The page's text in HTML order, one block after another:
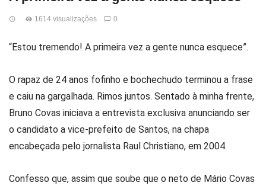
1614 visualizações 0
“Estou tremendo! A primeira vez a gente nunca esquece”.
O rapaz de 24 anos fofinho e bochechudo terminou a frase
e caiu na gargalhada. Rimos juntos. Sentado à minha frente,
Bruno Covas iniciava a entrevista exclusiva anunciando ser
o candidato a vice-prefeito de Santos, na chapa
encabeçada pelo jornalista Raul Christiano, em 2004.
Confesso que, assim que soube que o neto de Mário Covas